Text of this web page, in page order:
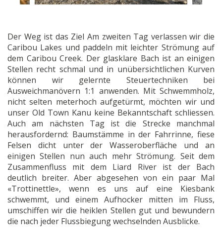
Der Weg ist das Ziel Am zweiten Tag verlassen wir die
Caribou Lakes und paddeln mit leichter Strömung auf
dem Caribou Creek. Der glasklare Bach ist an einigen
Stellen recht schmal und in unübersichtlichen Kurven
können wir gelernte Steuertechniken bei
Ausweichmanövern 1:1 anwenden. Mit Schwemmholz,
nicht selten meterhoch aufgetürmt, möchten wir und
unser Old Town Kanu keine Bekanntschaft schliessen.
Auch am nächsten Tag ist die Strecke manchmal
herausfordernd: Baumstämme in der Fahrrinne, fiese
Felsen dicht unter der Wasseroberfläche und an
einigen Stellen nun auch mehr Strömung. Seit dem
Zusammenfluss mit dem Liard River ist der Bach
deutlich breiter. Aber abgesehen von ein paar Mal
«Trottinettle», wenn es uns auf eine Kiesbank
schwemmt, und einem Aufhocker mitten im Fluss,
umschiffen wir die heiklen Stellen gut und bewundern
die nach jeder Flussbiegung wechselnden Ausblicke.